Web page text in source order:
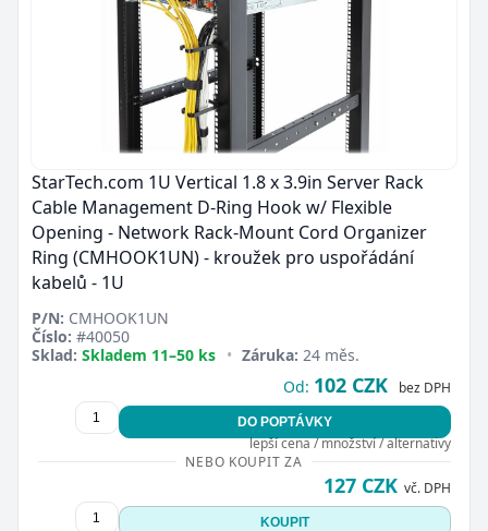
StarTech.com 1U Vertical 1.8 x 3.9in Server Rack
Cable Management D-Ring Hook w/ Flexible
Opening - Network Rack-Mount Cord Organizer
Ring (CMHOOK1UN) - kroužek pro uspořádání
kabelů - 1U
P/N: CMHOOK1UN
Číslo: #40050
Sklad: Skladem 11–50 ks • Záruka: 24 měs.
Od: 102 CZK bez DPH
DO POPTÁVKY
lepší cena / množství / alternativy
NEBO KOUPIT ZA
127 CZK vč. DPH
KOUPIT